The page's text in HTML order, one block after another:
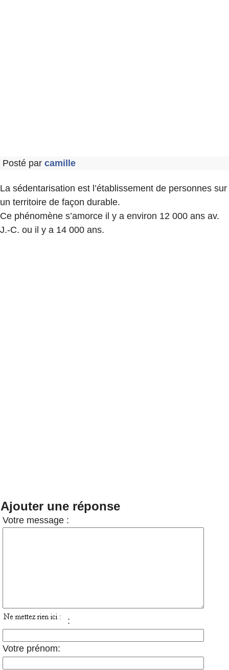
Posté par camille
La sédentarisation est l’établissement de personnes sur
un territoire de façon durable.
Ce phénomène s’amorce il y a environ 12 000 ans av.
J.-C. ou il y a 14 000 ans.
Ajouter une réponse
Votre message :
:
Votre prénom: